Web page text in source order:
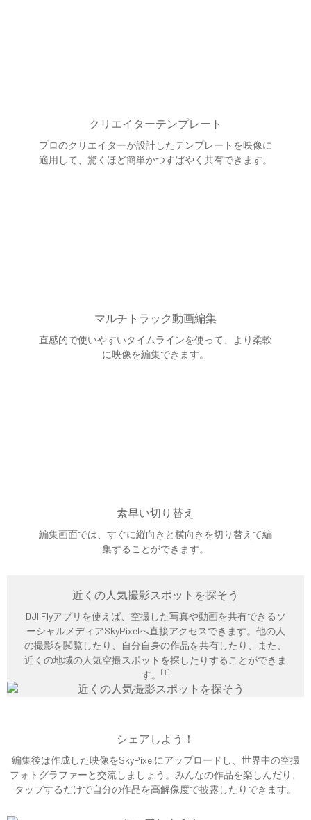
クリエイターテンプレート
プロのクリエイターが設計したテンプレートを映像に
適用して、驚くほど簡単かつすばやく共有できます。
マルチトラック動画編集
直感的で使いやすいタイムラインを使って、より柔軟
に映像を編集できます。
素早い切り替え
編集画面では、すぐに縦向きと横向きを切り替えて編
集することができます。
近くの人気撮影スポットを探そう
DJI Flyアプリを使えば、空撮した写真や動画を共有できるソ
ーシャルメディアSkyPixelへ直接アクセスできます。他の人
の撮影を閲覧したり、自分自身の作品を共有したり、また、
近くの地域の人気空撮スポットを探したりすることができま
す。
[1]
シェアしよう！
編集後は作成した映像をSkyPixelにアップロードし、世界中の空撮
フォトグラファーと交流しましょう。みんなの作品を楽しんだり、
タップするだけで自分の作品を高解像度で披露したりできます。